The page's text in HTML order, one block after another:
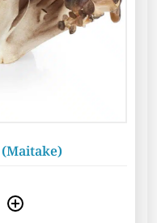
do košíka